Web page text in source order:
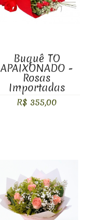
Buquê TO
APAIXONADO -
Rosas
Importadas
R$ 355,00